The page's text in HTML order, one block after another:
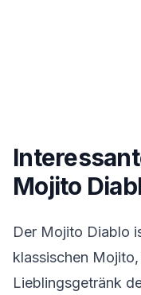
Mojito
Der Mojito Diablo
klassischen
Lieblingsgetränk